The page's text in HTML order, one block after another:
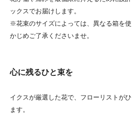
ックスでお届けします。
※花束のサイズによっては、異なる箱を
かじめご了承くださいませ。
心に残るひと束を
イクスが厳選した花で、フローリストが
ます。